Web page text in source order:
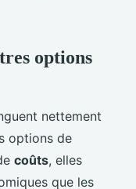
options
nettement
options de
coûts, elles
que les